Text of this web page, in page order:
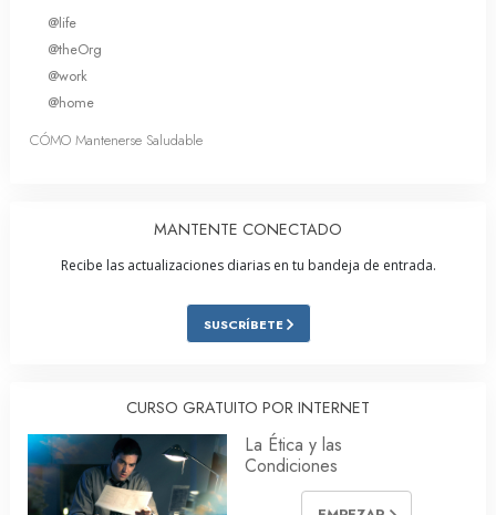
@life
@theOrg
@work
@home
CÓMO Mantenerse Saludable
MANTENTE CONECTADO
Recibe las actualizaciones diarias en tu bandeja de entrada.
SUSCRÍBETE
CURSO GRATUITO POR INTERNET
La Ética y las
Condiciones